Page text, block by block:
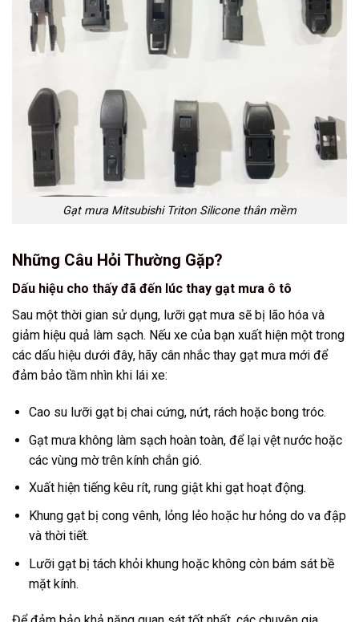
Gạt mưa Mitsubishi Triton Silicone thân mềm
Những Câu Hỏi Thường Gặp?
Dấu hiệu cho thấy đã đến lúc thay gạt mưa ô tô
Sau một thời gian sử dụng, lưỡi gạt mưa sẽ bị lão hóa và
giảm hiệu quả làm sạch. Nếu xe của bạn xuất hiện một trong
các dấu hiệu dưới đây, hãy cân nhắc thay gạt mưa mới để
đảm bảo tầm nhìn khi lái xe:
Cao su lưỡi gạt bị chai cứng, nứt, rách hoặc bong tróc.
Gạt mưa không làm sạch hoàn toàn, để lại vệt nước hoặc
các vùng mờ trên kính chắn gió.
Xuất hiện tiếng kêu rít, rung giật khi gạt hoạt động.
Khung gạt bị cong vênh, lỏng lẻo hoặc hư hỏng do va đập
và thời tiết.
Lưỡi gạt bị tách khỏi khung hoặc không còn bám sát bề
mặt kính.